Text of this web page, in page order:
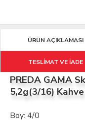
ÜRÜN AÇIKLAMASI
TESLİMAT VE İADE
PREDA GAMA
5,2g(3/16)
Boy: 4/0